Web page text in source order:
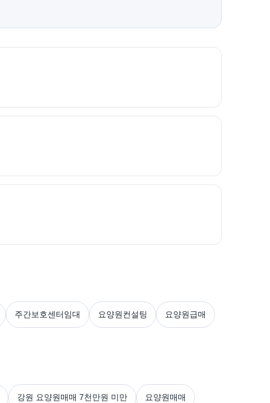
주간보호센터임대 요양원컨설팅 요양원급매
강원 요양원매매 7천만원 미만 요양원매매